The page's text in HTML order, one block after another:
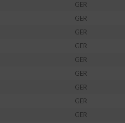
GER
GER
GER
GER
GER
GER
GER
GER
GER